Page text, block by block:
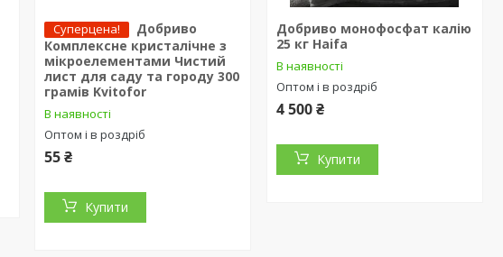
Суперцена!
Добриво
Комплексне кристалічне з
мікроелементами Чистий
лист для саду та городу 300
грамів Kvitofor
В наявності
Оптом і в роздріб
55 ₴
Купити
Добриво монофосфат калію
25 кг Haifa
В наявності
Оптом і в роздріб
4 500 ₴
Купити